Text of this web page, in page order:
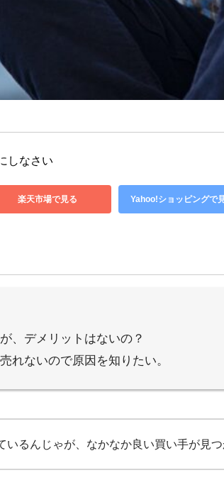
しなさい
楽天市場で見る Yahoo!ショッピングで
、デメリットはないの？
れないので原因を知りたい。
いるんじゃが、なかなか良い買い手が見